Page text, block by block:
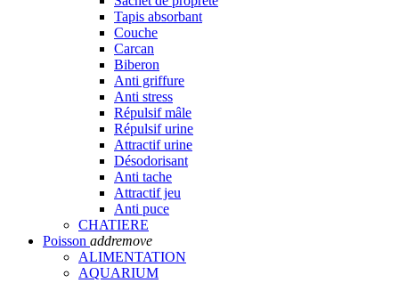
Tapis absorbant
Couche
Carcan
Biberon
Anti griffure
Anti stress
Répulsif mâle
Répulsif urine
Attractif urine
Désodorisant
Anti tache
Attractif jeu
Anti puce
CHATIERE
Poisson addremove
ALIMENTATION
AQUARIUM